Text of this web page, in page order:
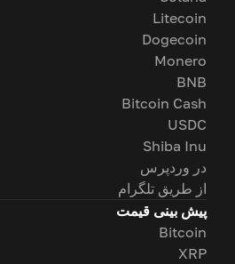
Litecoin
Dogecoin
Monero
BNB
Bitcoin Cash
USDC
Shiba Inu
در وردپرس
از طریق تلگرام
پیش بینی قیمت
Bitcoin
XRP